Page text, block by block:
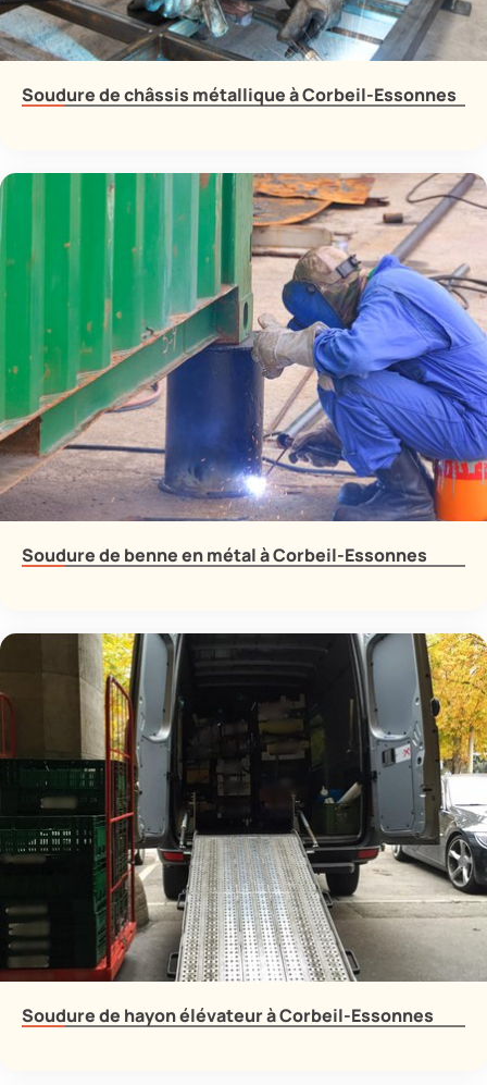
Soudure de châssis métallique à Corbeil-Essonnes
Soudure de benne en métal à Corbeil-Essonnes
Soudure de hayon élévateur à Corbeil-Essonnes